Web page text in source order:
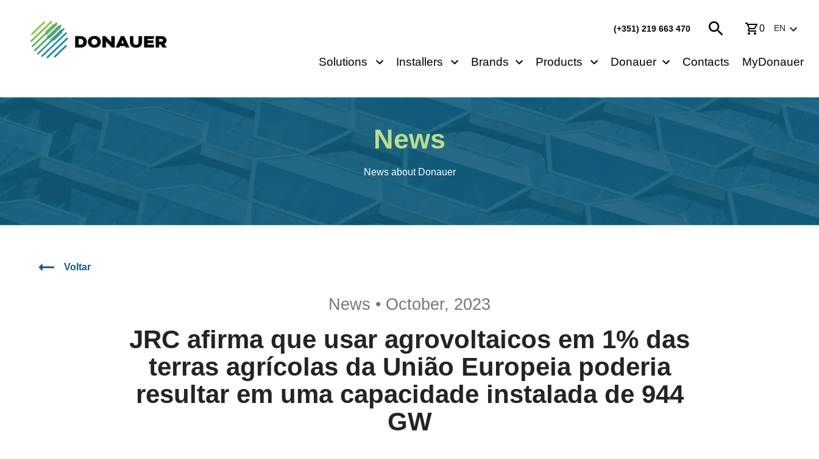
(+351) 219 663 470 0 EN
Solutions Installers Brands Products Donauer Contacts MyDonauer
News
News about Donauer
Voltar
News • October, 2023
JRC afirma que usar agrovoltaicos em 1% das
terras agrícolas da União Europeia poderia
resultar em uma capacidade instalada de 944
GW